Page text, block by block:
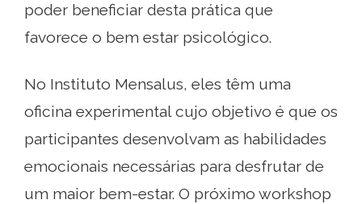
poder beneficiar desta prática que
favorece o bem estar psicológico.
No Instituto Mensalus, eles têm uma
oficina experimental cujo objetivo é que os
participantes desenvolvam as habilidades
emocionais necessárias para desfrutar de
um maior bem-estar. O próximo workshop